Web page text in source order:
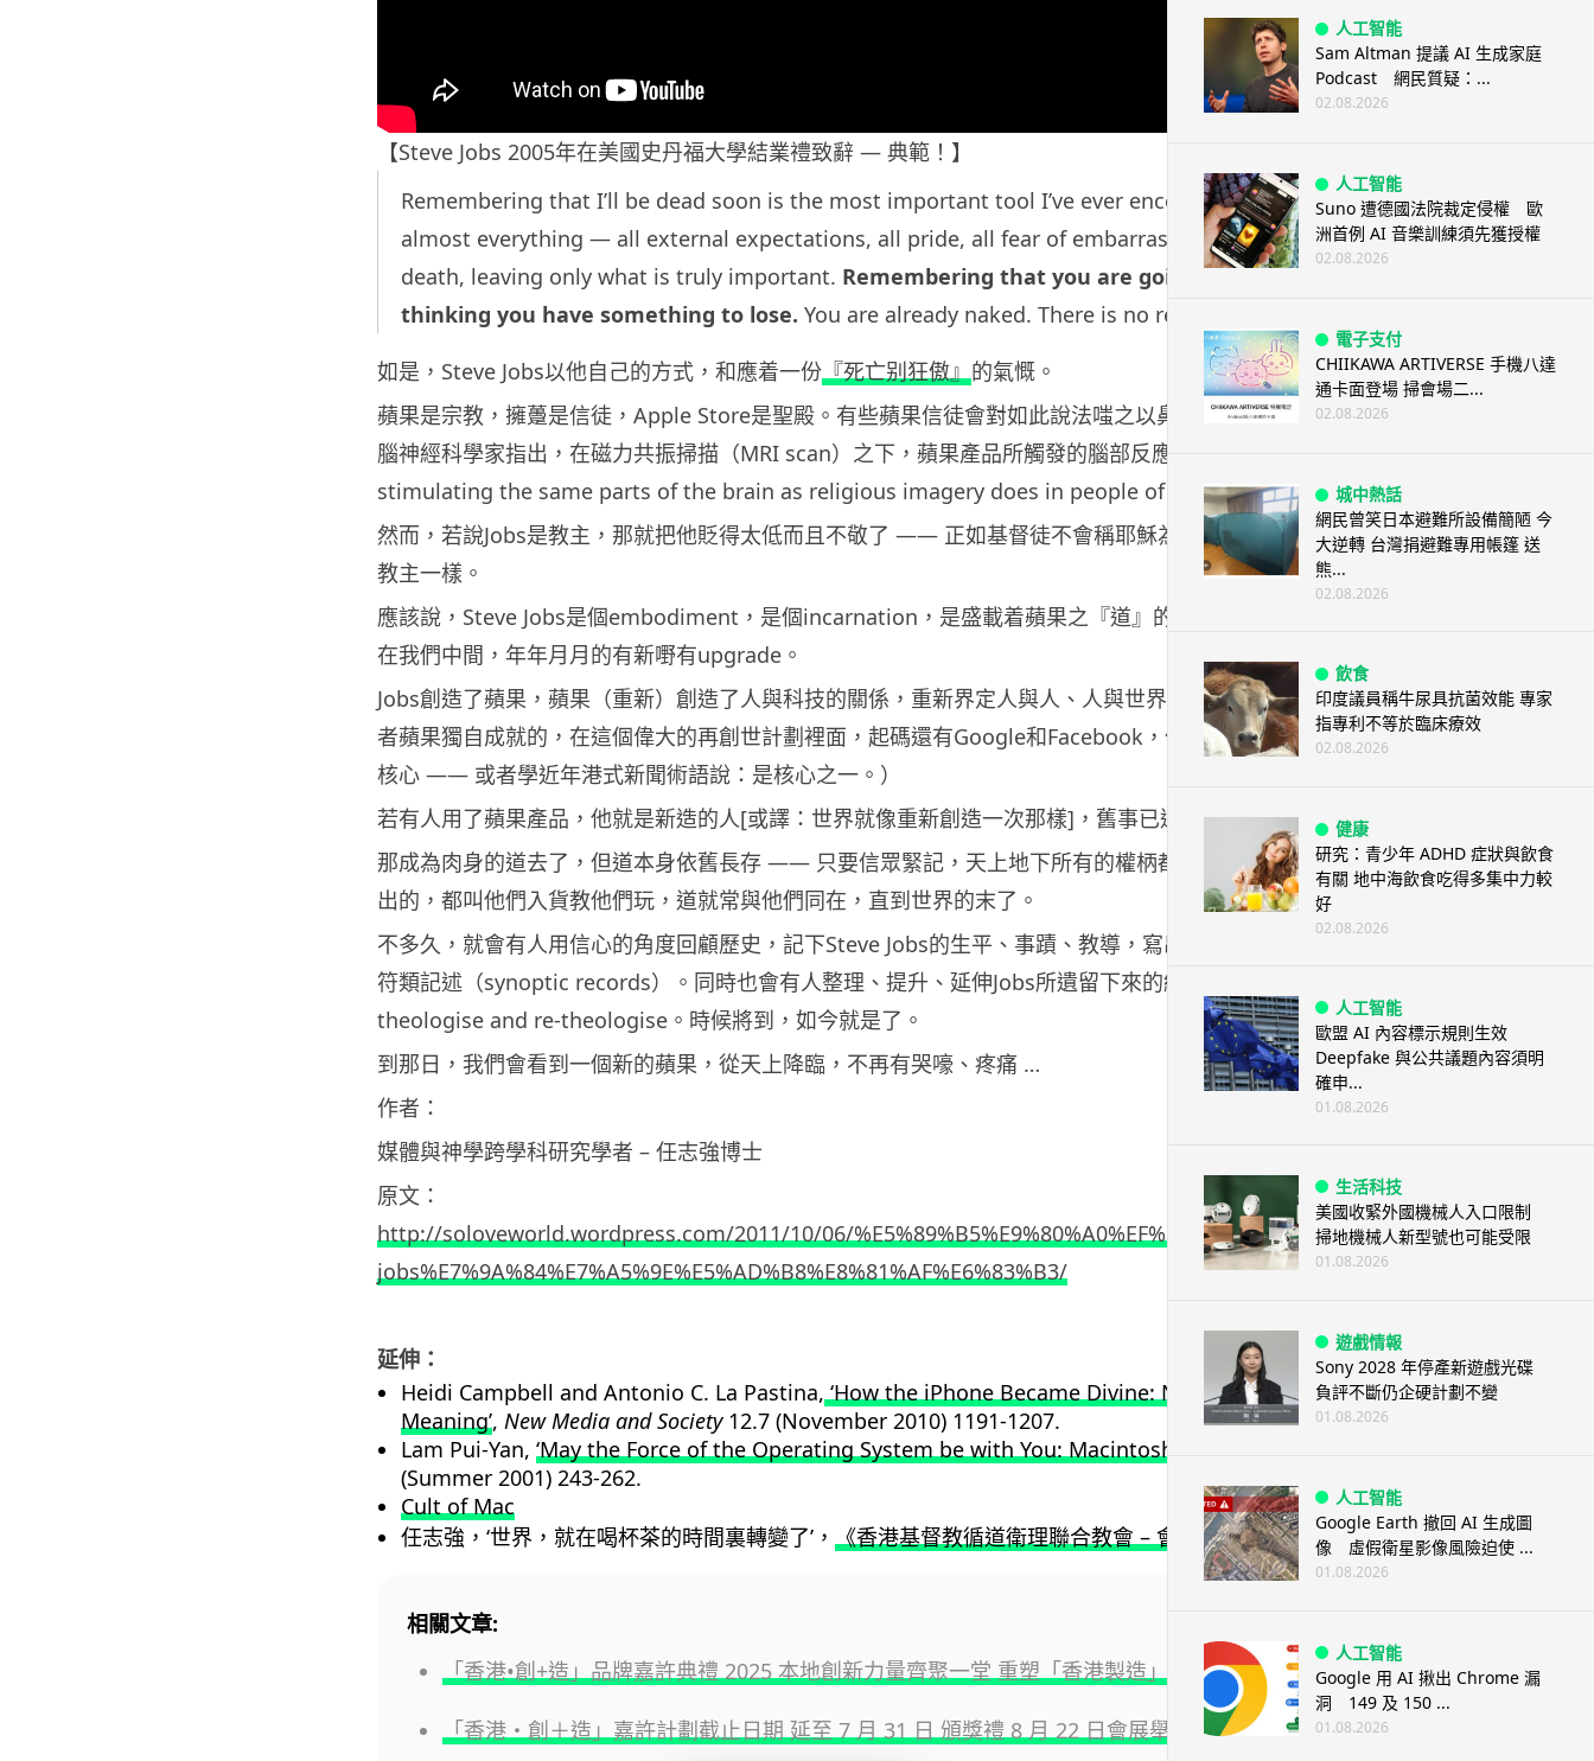
【Steve Jobs 2005年在美國史丹福大學結業禮致辭 — 典範！】
Remembering that I’ll be dead soon is the most important tool I’ve ever encountered to help me make the big
almost everything — all external expectations, all pride, all fear of embarrassment or failure – these things just fall
death, leaving only what is truly important. Remembering that you are going to die is the best way I know to
thinking you have something to lose. You are already naked. There is no reason not to follow your heart.
如是，Steve Jobs以他自己的方式，和應着一份 『死亡别狂傲』 的氣慨。
蘋果是宗教，擁躉是信徒，Apple Store是聖殿。有些蘋果信徒會對如此說法嗤之以鼻，或者死口唔認，但是大約半年前BBC推出
腦神經科學家指出，在磁力共振掃描（MRI scan）之下，蘋果產品所觸發的腦部反應區跟宗教相同 （‘The results suggested
stimulating the same parts of the brain as religious imagery does in people of faith.’），即是說，蘋果所掀動的，是一份宗
然而，若說Jobs是教主，那就把他貶得太低而且不敬了 —— 正如基督徒不會稱耶穌為教主、佛教徒不會稱釋迦牟尼為教主、穆斯
教主一樣。
應該說，Steve Jobs是個embodiment，是個incarnation，是盛載着蘋果之『道』的『肉身』，代表着、象徵着蘋果的一切精神
在我們中間，年年月月的有新嘢有upgrade。
Jobs創造了蘋果，蘋果（重新）創造了人與科技的關係，重新界定人與人、人與世界建立關係的模式，正在重新創造世界秩序。
者蘋果獨自成就的，在這個偉大的再創世計劃裡面，起碼還有Google和Facebook，但是Jobs和蘋果毫無疑問是這個re-
核心 —— 或者學近年港式新聞術語說：是核心之一。）
若有人用了蘋果產品，他就是新造的人[或譯：世界就像重新創造一次那樣]，舊事已過，都變成新的了。
那成為肉身的道去了，但道本身依舊長存 —— 只要信眾緊記，天上地下所有的權柄都是Steve Jobs的，所以他們要去，使萬民作
出的，都叫他們入貨教他們玩，道就常與他們同在，直到世界的末了。
不多久，就會有人用信心的角度回顧歷史，記下Steve Jobs的生平、事蹟、教導，寫出幾個相異但大致上總算互相
符類記述（synoptic records）。同時也會有人整理、提升、延伸Jobs所遺留下來的經驗、精神、思想、價值，並且應用到生活
theologise and re-theologise。時候將到，如今就是了。
到那日，我們會看到一個新的蘋果，從天上降臨，不再有哭嚎、疼痛 …
作者：
媒體與神學跨學科研究學者 – 任志強博士
原文：
http://soloveworld.wordpress.com/2011/10/06/
jobs%E7%9A%84%E7%A5%9E%E5%AD%B8%E8%81%AF%E6%83%B3/
延伸：
Heidi Campbell and Antonio C. La Pastina, ‘How the iPhone Became Divine: New Media, Religion, and the Intertextual
Meaning’, New Media and Society12.7 (November 2010) 1191-1207.
Lam Pui-Yan, ‘May the Force of the Operating System be with You: Macintosh Devotion as Implicit Religion’
(Summer 2001) 243-262.
Cult of Mac
任志強，‘世界，就在喝杯茶的時間裏轉變了’，
《香港基督教循道衛理聯合教會 – 會訊》316（2011年7-8月）4-5.
相關文章:
「香港•創+造」品牌嘉許典禮 2025 本地創新力量齊聚一堂 重塑「香港製造」價值
「香港・創＋造」嘉許計劃截止日期 延至 7 月 31 日 頒獎禮 8 月 22 日會展舉行
人工智能
Sam Altman 提議 AI 生成家庭
Podcast 網民質疑：...
02.08.2026
人工智能
Suno 遭德國法院裁定侵權 歐
洲首例 AI 音樂訓練須先獲授權
02.08.2026
電子支付
CHIIKAWA ARTIVERSE 手機八達
通卡面登場 掃會場二...
02.08.2026
城中熱話
網民曾笑日本避難所設備簡陋 今
大逆轉 台灣捐避難專用帳篷 送
熊...
02.08.2026
飲食
印度議員稱牛尿具抗菌效能 專家
指專利不等於臨床療效
02.08.2026
健康
研究：青少年 ADHD 症狀與飲食
有關 地中海飲食吃得多集中力較
好
02.08.2026
人工智能
歐盟 AI 內容標示規則生效
Deepfake 與公共議題內容須明
確申...
01.08.2026
生活科技
美國收緊外國機械人入口限制
掃地機械人新型號也可能受限
01.08.2026
遊戲情報
Sony 2028 年停產新遊戲光碟
負評不斷仍企硬計劃不變
01.08.2026
人工智能
Google Earth 撤回 AI 生成圖
像 虛假衛星影像風險迫使 ...
01.08.2026
人工智能
Google 用 AI 揪出 Chrome 漏
洞 149 及 150 ...
01.08.2026